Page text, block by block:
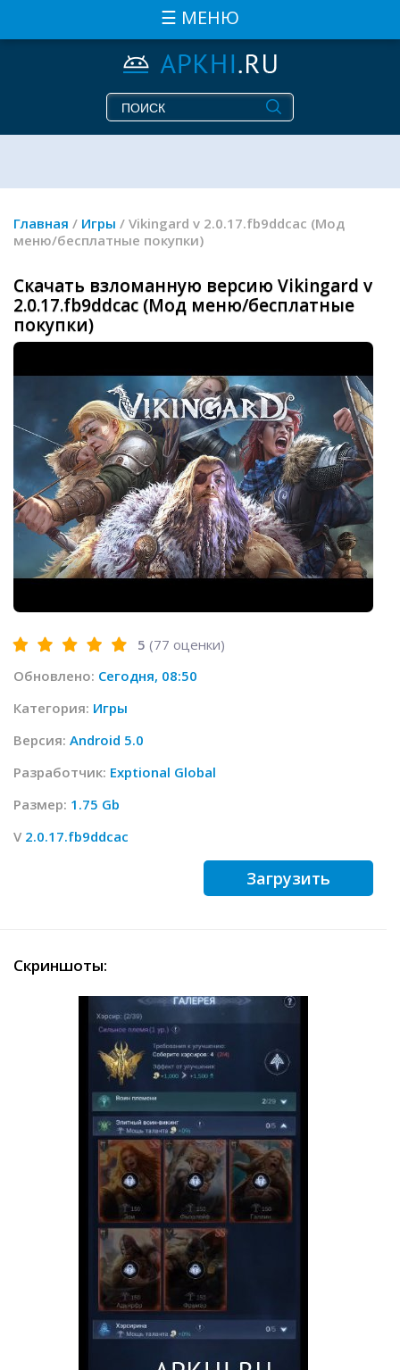
☰ МЕНЮ
Главная / Игры / Vikingard v 2.0.17.fb9ddcac (Мод
меню/бесплатные покупки)
Скачать взломанную версию Vikingard v
2.0.17.fb9ddcac (Мод меню/бесплатные
покупки)
5 (77 оценки)
Обновлено: Сегодня, 08:50
Категория: Игры
Версия: Android 5.0
Разработчик: Exptional Global
Размер: 1.75 Gb
V 2.0.17.fb9ddcac
Загрузить
Скриншоты: